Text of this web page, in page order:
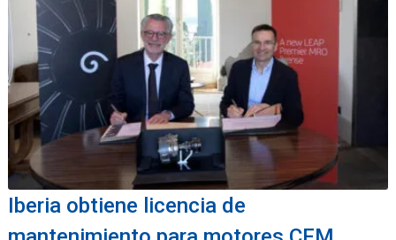
Iberia obtiene licencia de